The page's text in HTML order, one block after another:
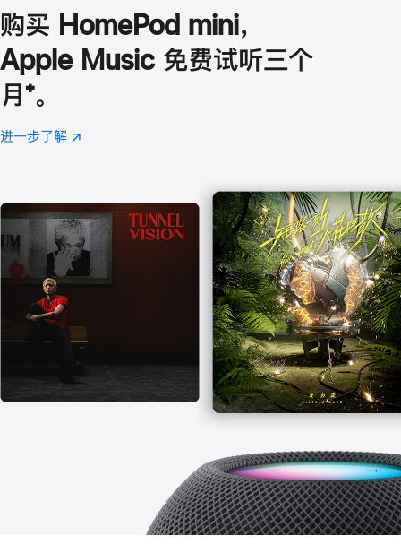
购买 HomePod mini，
Apple Music 免费试听三个
月 脚
注
⁺。
进一步了解 Apple
(在
口
中
打
开)